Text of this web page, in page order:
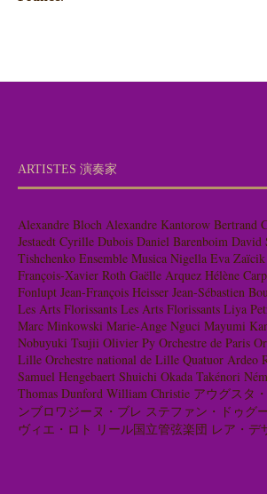
ARTISTES 演奏家
Alexandre Bloch Alexandre Kantorow Bertrand
Jestaedt Cyrille Dubois Daniel Barenboim David
Tishchenko Ensemble Musica Nigella Eva Zaïcik
François-Xavier Roth Gaëlle Arquez Hélène
Fonlupt Jean-François Heisser Jean-Sébastien Bou
Les Arts Florissants Les Arts Florissants Liya
Marc Minkowski Marie-Ange Nguci Mayumi
Nobuyuki Tsujii Olivier Py Orchestre de Paris
Lille Orchestre national de Lille Quatuor Ardeo
Samuel Hengebaert Shuichi Okada Takénori
Thomas Dunford William Christie アウグスタ
ンブロワジーヌ・ブレ ステファン・ドゥグ
ヴィエ・ロト リール国立管弦楽団 レア・デ